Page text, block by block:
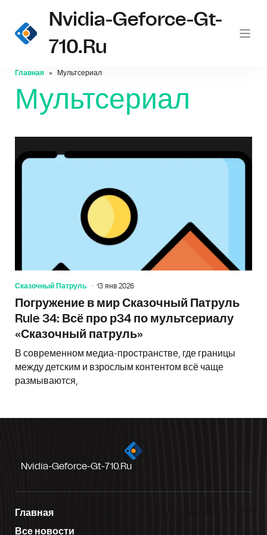
Nvidia-Geforce-Gt-
710.ru
Главная Мультсериал
Мультсериал
Сказочный Патруль 13 янв 2026
Погружение в мир Сказочный Патруль
Rule 34: Всё про р34 по мультсериалу
«Сказочный патруль»
В современном медиа-пространстве, где границы
между детским и взрослым контентом всё чаще
размываются,
Nvidia-Geforce-Gt-710.ru
Главная
Все новости